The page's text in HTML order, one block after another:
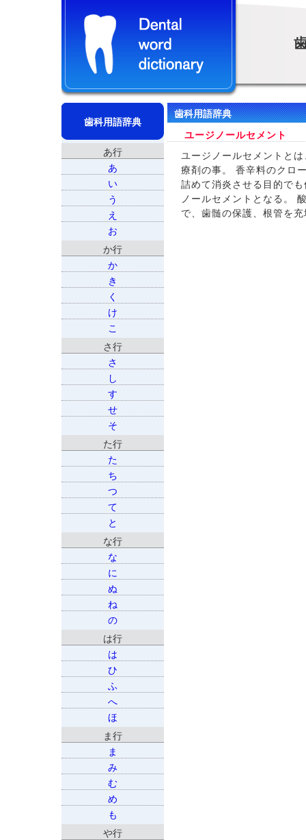
歯科用語辞典
あ行
あ
い
う
え
お
か行
か
き
く
け
こ
さ行
さ
し
す
せ
そ
た行
た
ち
つ
て
と
な行
な
に
ぬ
ね
の
は行
は
ひ
ふ
へ
ほ
ま行
ま
み
む
め
も
や行
歯科用語辞典
ユージノールセメント
ユージノールセメントと
療剤の事。 香辛料のクロ
詰めて消炎させる目的で
ノールセメントとなる。
で、歯髄の保護、根管を